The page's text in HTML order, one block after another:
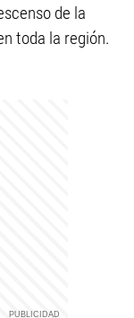
de la
toda la región.